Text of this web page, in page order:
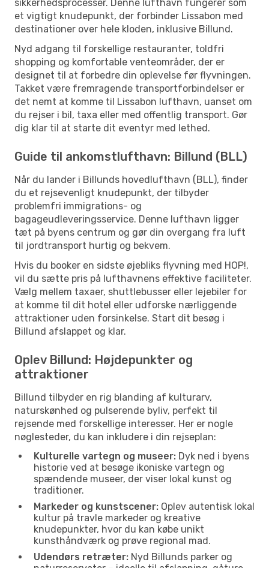
sikkerhedsprocesser. Denne lufthavn fungerer som
et vigtigt knudepunkt, der forbinder Lissabon med
destinationer over hele kloden, inklusive Billund.
Nyd adgang til forskellige restauranter, toldfri
shopping og komfortable venteområder, der er
designet til at forbedre din oplevelse før flyvningen.
Takket være fremragende transportforbindelser er
det nemt at komme til Lissabon lufthavn, uanset om
du rejser i bil, taxa eller med offentlig transport. Gør
dig klar til at starte dit eventyr med lethed.
Guide til ankomstlufthavn: Billund (BLL)
Når du lander i Billunds hovedlufthavn (BLL), finder
du et rejsevenligt knudepunkt, der tilbyder
problemfri immigrations- og
bagageudleveringsservice. Denne lufthavn ligger
tæt på byens centrum og gør din overgang fra luft
til jordtransport hurtig og bekvem.
Hvis du booker en sidste øjebliks flyvning med HOP!,
vil du sætte pris på lufthavnens effektive faciliteter.
Vælg mellem taxaer, shuttlebusser eller lejebiler for
at komme til dit hotel eller udforske nærliggende
attraktioner uden forsinkelse. Start dit besøg i
Billund afslappet og klar.
Oplev Billund: Højdepunkter og
attraktioner
Billund tilbyder en rig blanding af kulturarv,
naturskønhed og pulserende byliv, perfekt til
rejsende med forskellige interesser. Her er nogle
nøglesteder, du kan inkludere i din rejseplan:
Kulturelle vartegn og museer: Dyk ned i byens
historie ved at besøge ikoniske vartegn og
spændende museer, der viser lokal kunst og
traditioner.
Markeder og kunstscener: Oplev autentisk lokal
kultur på travle markeder og kreative
knudepunkter, hvor du kan købe unikt
kunsthåndværk og prøve regional mad.
Udendørs retræter: Nyd Billunds parker og